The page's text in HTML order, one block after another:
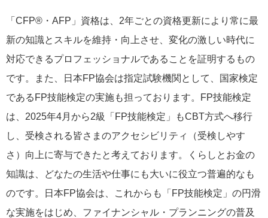
「CFP®・AFP」資格は、2年ごとの資格更新により常に最
新の知識とスキルを維持・向上させ、変化の激しい時代に
対応できるプロフェッショナルであることを証明するもの
です。また、日本FP協会は指定試験機関として、国家検定
であるFP技能検定の実施も担っております。FP技能検定
は、2025年4月から2級「FP技能検定」もCBT方式へ移行
し、受検される皆さまのアクセシビリティ（受検しやす
さ）向上に寄与できたと考えております。くらしとお金の
知識は、どなたの生活や仕事にも大いに役立つ普遍的なも
のです。日本FP協会は、これからも「FP技能検定」の円滑
な実施をはじめ、ファイナンシャル・プランニングの普及